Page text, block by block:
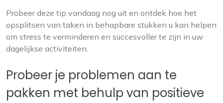
Probeer deze tip vandaag nog uit en ontdek hoe het
opsplitsen van taken in behapbare stukken u kan helpen
om stress te verminderen en succesvoller te zijn in uw
dagelijkse activiteiten.
Probeer je problemen aan te
pakken met behulp van positieve